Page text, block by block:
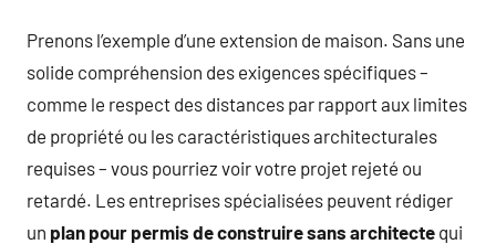
Prenons l’exemple d’une extension de maison. Sans une
solide compréhension des exigences spécifiques –
comme le respect des distances par rapport aux limites
de propriété ou les caractéristiques architecturales
requises – vous pourriez voir votre projet rejeté ou
retardé. Les entreprises spécialisées peuvent rédiger
un plan pour permis de construire sans architecte qui